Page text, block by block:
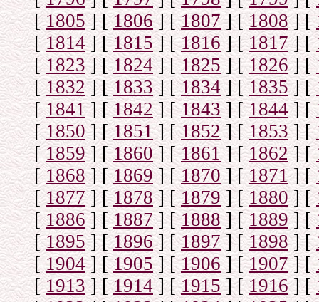
[1805] [1806] [1807] [1808] [
[1814] [1815] [1816 ] [1817] [
[1823] [1824] [1825] [1826] [
[1832] [1833] [1834] [1835] [
[1841] [1842] [1843] [1844] [
[1850] [1851] [1852] [1853] [
[1859] [1860] [1861] [1862] [
[1868] [1869] [1870] [1871] [
[1877] [1878] [1879] [1880] [
[1886] [1887] [1888] [1889] [
[1895] [1896] [1897] [1898] [
[ 1904] [1905] [1906] [1907] [
[1913] [1914] [1915] [1916] [